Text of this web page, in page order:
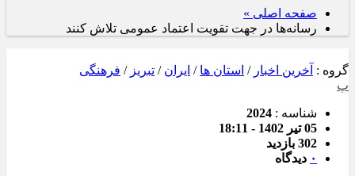
صفحه اصلی »
رسانه‌ها در جهت تقویت اعتماد عمومی تلاش کنند
گروه : آخرین اخبار / استان ها / ایران / تبریز / فرهنگی
پ
شناسه : 2024
05 تیر 1402 - 18:11
302 بازدید
۰ دیدگاه